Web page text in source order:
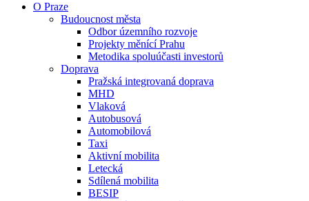
O Praze
Budoucnost města
Odbor územního rozvoje
Projekty měnící Prahu
Metodika spoluúčasti investorů
Doprava
Pražská integrovaná doprava
MHD
Vlaková
Autobusová
Automobilová
Taxi
Aktivní mobilita
Letecká
Sdílená mobilita
BESIP